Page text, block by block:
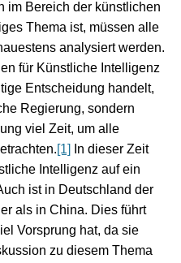
im Bereich der künstlichen
Thema ist, müssen alle
analysiert werden.
für Künstliche Intelligenz
Entscheidung handelt,
Regierung, sondern
viel Zeit, um alle
[1]
In dieser Zeit
Intelligenz auf ein
ist in Deutschland der
als in China. Dies führt
Vorsprung hat, da sie
zu diesem Thema